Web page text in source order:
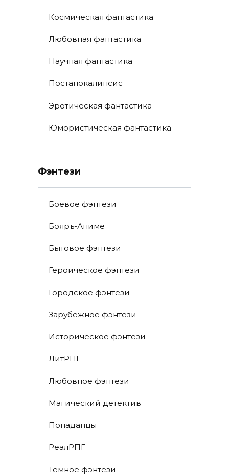
Космическая фантастика
Любовная фантастика
Научная фантастика
Постапокалипсис
Эротическая фантастика
Юмористическая фантастика
Фэнтези
Боевое фэнтези
Бояръ-Аниме
Бытовое фэнтези
Героическое фэнтези
Городское фэнтези
Зарубежное фэнтези
Историческое фэнтези
ЛитРПГ
Любовное фэнтези
Магический детектив
Попаданцы
РеалРПГ
Темное фэнтези